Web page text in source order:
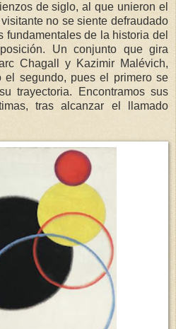
de siglo, al que unieron el
no se siente defraudado
fundamentales de la historia del
Un conjunto que gira
Chagall y Kazimir Malévich,
el segundo, pues el primero se
trayectoria. Encontramos sus
tras alcanzar el llamado